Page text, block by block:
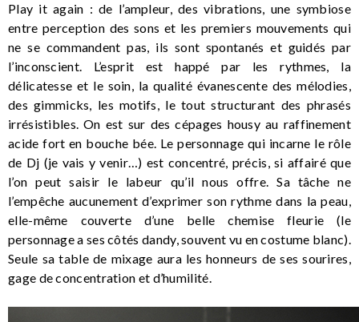
Play it again : de l’ampleur, des vibrations, une symbiose
entre perception des sons et les premiers mouvements qui
ne se commandent pas, ils sont spontanés et guidés par
l’inconscient. L’esprit est happé par les rythmes, la
délicatesse et le soin, la qualité évanescente des mélodies,
des gimmicks, les motifs, le tout structurant des phrasés
irrésistibles. On est sur des cépages housy au raffinement
acide fort en bouche bée. Le personnage qui incarne le rôle
de Dj (je vais y venir…) est concentré, précis, si affairé que
l’on peut saisir le labeur qu’il nous offre. Sa tâche ne
l’empêche aucunement d’exprimer son rythme dans la peau,
elle-même couverte d’une belle chemise fleurie (le
personnage a ses côtés dandy, souvent vu en costume blanc).
Seule sa table de mixage aura les honneurs de ses sourires,
gage de concentration et d’humilité.